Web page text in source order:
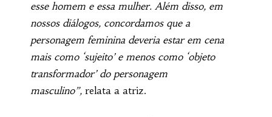
esse homem e essa mulher. Além disso, em
nossos diálogos, concordamos que a
personagem feminina deveria estar em cena
mais como ‘sujeito’ e menos como ‘objeto
transformador’ do personagem
masculino”, relata a atriz.